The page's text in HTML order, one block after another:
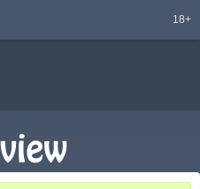
18+